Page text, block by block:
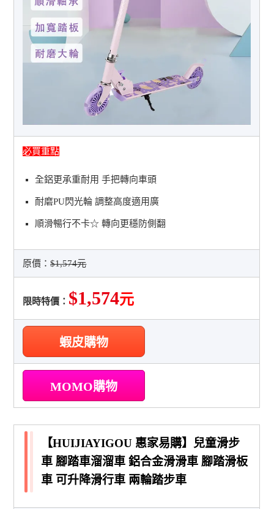
必買重點
全鋁更承重耐用 手把轉向車頭
耐磨PU閃光輪 調整高度適用廣
順滑暢行不卡☆ 轉向更穩防側翻
原價：$1,574元
限時特價： $1,574元
蝦皮購物
MOMO購物
【HUIJIAYIGOU 惠家易購】兒童滑步
車 腳踏車溜溜車 鋁合金滑滑車 腳踏滑板
車 可升降滑行車 兩輪踏步車